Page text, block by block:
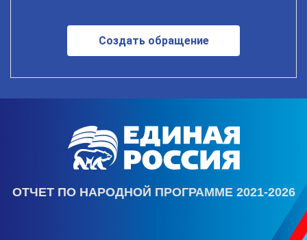
Создать обращение
ОТЧЕТ ПО НАРОДНОЙ ПРОГРАММЕ 2021-2026